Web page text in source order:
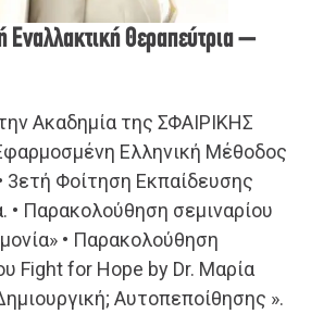
Εναλλακτική Θεραπεύτρια –
Ακαδημία της ΣΦΑΙΡΙΚΗΣ
Ελληνική Μέθοδος
3ετή Φοίτηση Εκπαίδευσης
• Παρακολούθηση σεμιναρίου
• Παρακολούθηση
Fight for Ηope by Dr. Μαρία
Αυτοπεποίθησης ».